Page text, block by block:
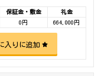
保証金・敷金
礼金
0円 664,000円
入りに追加